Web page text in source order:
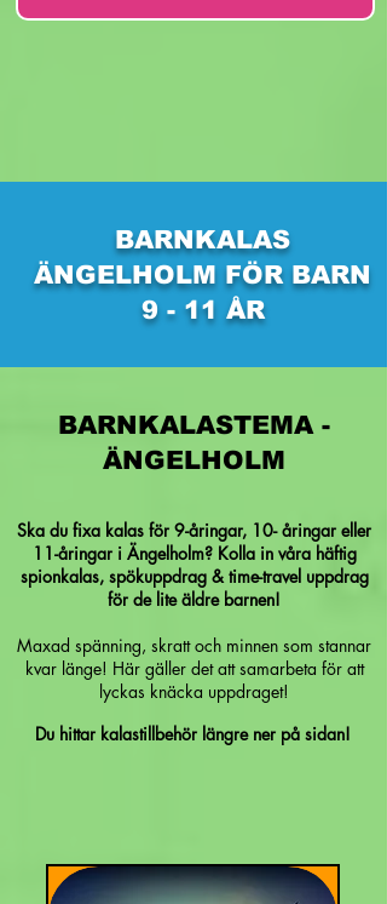
BARNKALAS
ÄNGELHOLM FÖR BARN
9 - 11 ÅR
BARNKALASTEMA -
ÄNGELHOLM
Ska du fixa kalas för 9-åringar, 10- åringar eller
11-åringar i Ängelholm? Kolla in våra häftig
spionkalas, spökuppdrag & time-travel uppdrag
för de lite äldre barnen!
Maxad spänning, skratt och minnen som stannar
kvar länge! Här gäller det att samarbeta för att
lyckas knäcka uppdraget!
Du hittar kalastillbehör längre ner på sidan!